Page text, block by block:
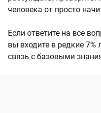
человека от просто
Если ответите на все
вы входите в редкие
связь с базовыми